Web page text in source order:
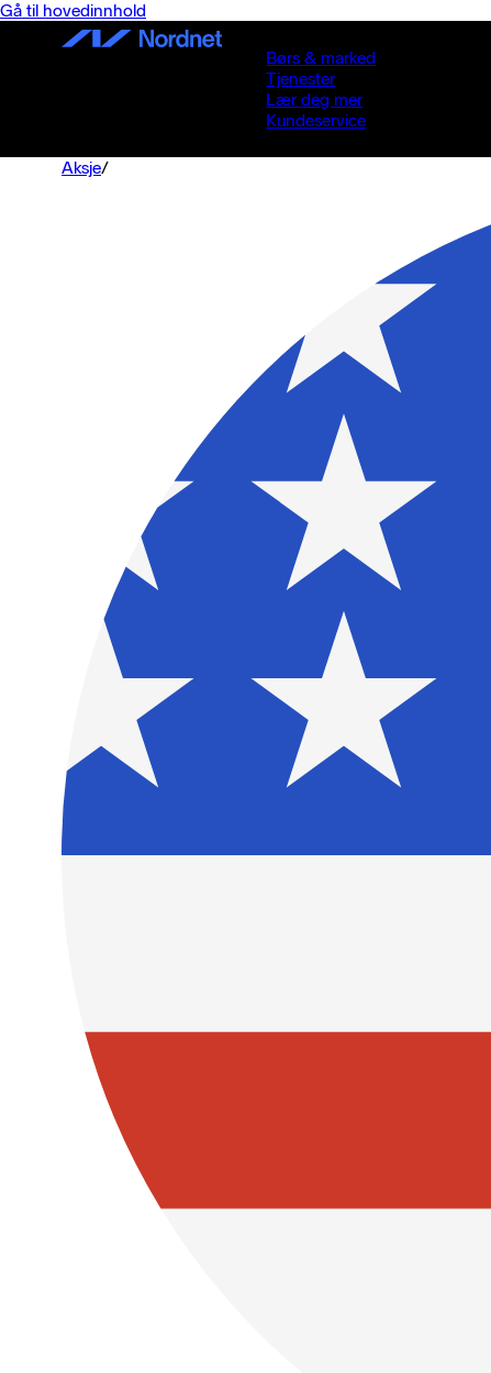
Gå til hovedinnhold
Børs & marked
Tjenester
Lær deg mer
Kundeservice
Aksje/